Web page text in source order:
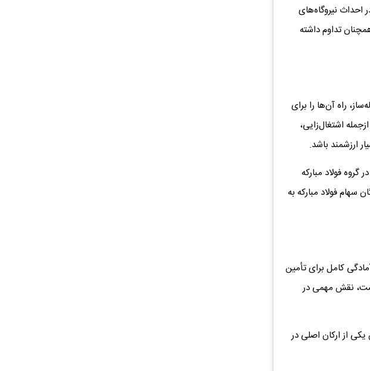
احداث نیروگاه‌های
تداوم داشته
راه آن‌ها را برای
اشتغال‌زایی،
ارزشمند باشد.
فولاد مبارکه
سهام فولاد مبارکه به
کامل برای تأمین
نقش مهمی در
از ارکان اصلی در